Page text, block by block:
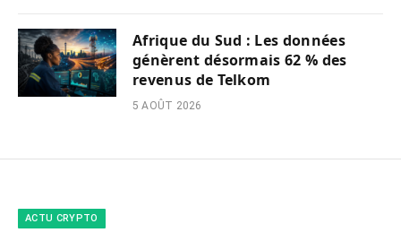
Afrique du Sud : Les données
génèrent désormais 62 % des
revenus de Telkom
5 AOÛT 2026
ACTU CRYPTO